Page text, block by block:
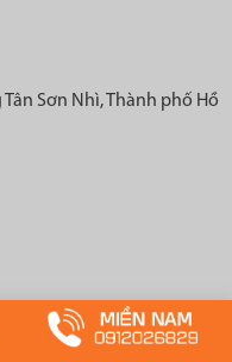
Sơn Nhì, Thành phố Hồ